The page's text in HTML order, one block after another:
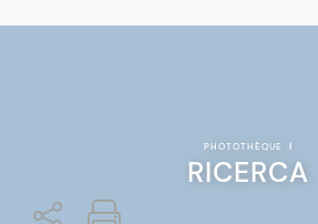
PHOTOTHÈQUE |
RICERCA